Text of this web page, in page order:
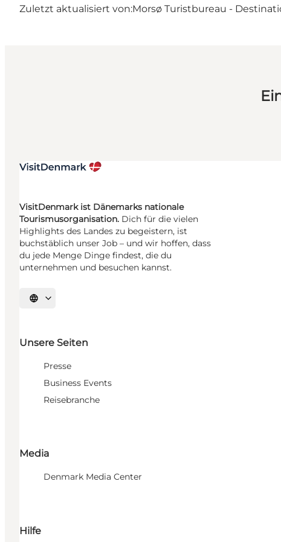
Zuletzt aktualisiert von:Morsø Turistbureau -
VisitDenmark ist Dänemarks nationale
Tourismusorganisation. Dich für die vielen
Highlights des Landes zu begeistern, ist
buchstäblich unser Job – und wir hoffen, dass
du jede Menge Dinge findest, die du
unternehmen und besuchen kannst.
Sprache auswählen
Unsere Seiten
Presse
Business Events
Reisebranche
Media
Denmark Media Center
Hilfe